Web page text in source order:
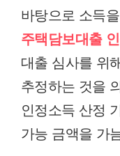
바탕으로 소득
주택담보대출
대출 심사를 위
추정하는 것을
인정소득 산정
가능 금액을 가